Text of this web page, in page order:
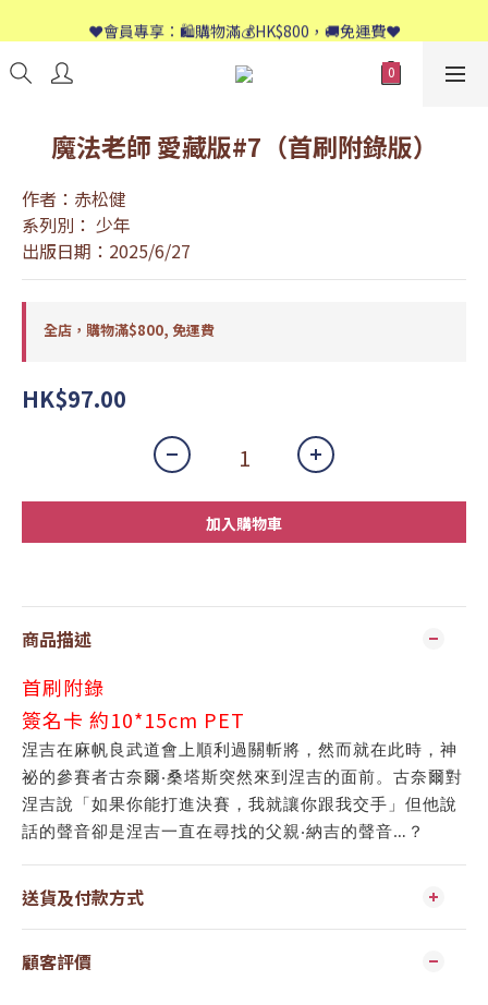
📱歡迎WhatsApp查詢：9558 8661
❤️會員專享：🛍購物滿💰HK$800，🚚免運費❤️
📱歡迎WhatsApp查詢：9558 8661
魔法老師 愛藏版#7（首刷附錄版）
作者：赤松健
系列別： 少年
出版日期：2025/6/27
全店，購物滿$800, 免運費
HK$97.00
加入購物車
商品描述
首刷附錄
簽名卡 約10*15cm PET
涅吉在麻帆良武道會上順利過關斬將，然而就在此時，神
祕的參賽者古奈爾‧桑塔斯突然來到涅吉的面前。古奈爾對
涅吉說「如果你能打進決賽，我就讓你跟我交手」但他說
話的聲音卻是涅吉一直在尋找的父親‧納吉的聲音…？
送貨及付款方式
顧客評價